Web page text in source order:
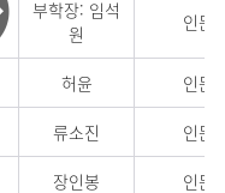
부학장: 임석
원
인문
허윤 인문
류소진 인문
장인봉 인문